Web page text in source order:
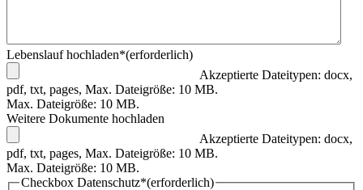
Lebenslauf hochladen*(erforderlich)
Akzeptierte Dateitypen: docx,
pdf, txt, pages, Max. Dateigröße: 10 MB.
Max. Dateigröße: 10 MB.
Weitere Dokumente hochladen
Akzeptierte Dateitypen: docx,
pdf, txt, pages, Max. Dateigröße: 10 MB.
Max. Dateigröße: 10 MB.
Checkbox Datenschutz*(erforderlich)